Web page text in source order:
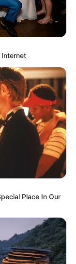
Internet
Place In Our